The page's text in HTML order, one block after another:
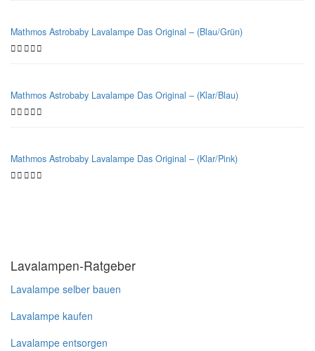
Mathmos Astrobaby Lavalampe Das Original – (Blau/Grün)
Mathmos Astrobaby Lavalampe Das Original – (Klar/Blau)
Mathmos Astrobaby Lavalampe Das Original – (Klar/Pink)
Lavalampen-Ratgeber
Lavalampe selber bauen
Lavalampe kaufen
Lavalampe entsorgen